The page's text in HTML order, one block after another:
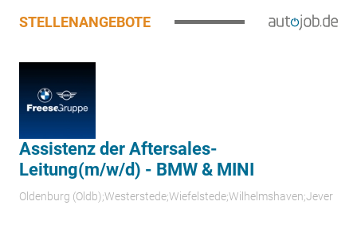
STELLENANGEBOTE
Assistenz der Aftersales-
Leitung(m/w/d) - BMW & MINI
Oldenburg (Oldb);Westerstede;Wiefelstede;Wilhelmshaven;Jever